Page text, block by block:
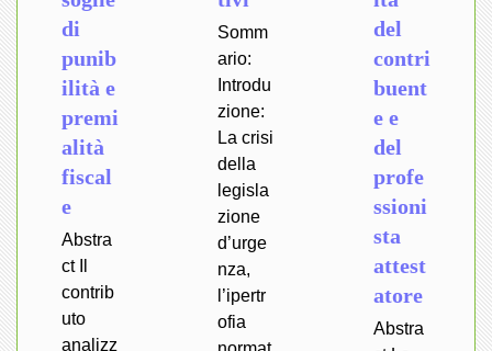
di
punib
ilità e
premi
alità
fiscal
e
Abstra
ct Il
contrib
uto
analizz
Somm
ario:
Introdu
zione:
La crisi
della
legisla
zione
d’urge
nza,
l’ipertr
ofia
del
contri
buent
e e
del
profe
ssioni
sta
attest
atore
Abstra